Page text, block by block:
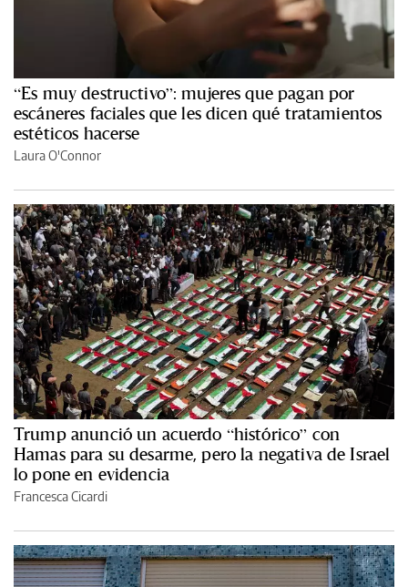
“Es muy destructivo”: mujeres que pagan por
escáneres faciales que les dicen qué tratamientos
estéticos hacerse
Laura O'Connor
Trump anunció un acuerdo “histórico” con
Hamas para su desarme, pero la negativa de Israel
lo pone en evidencia
Francesca Cicardi